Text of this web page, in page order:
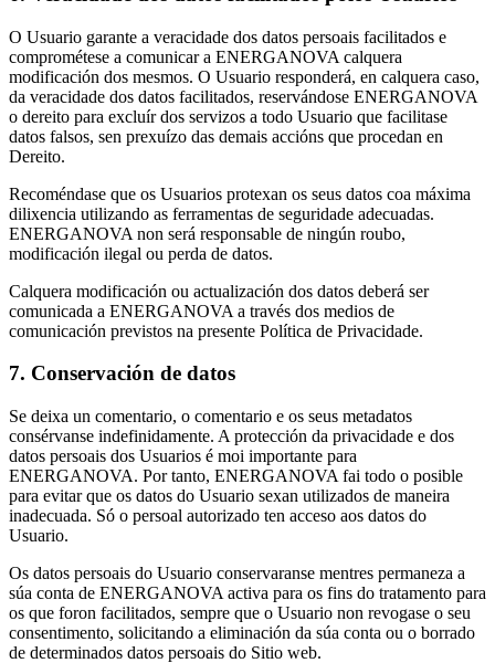
O Usuario garante a veracidade dos datos persoais facilitados e
comprométese a comunicar a ENERGANOVA calquera
modificación dos mesmos. O Usuario responderá, en calquera caso,
da veracidade dos datos facilitados, reservándose ENERGANOVA
o dereito para excluír dos servizos a todo Usuario que facilitase
datos falsos, sen prexuízo das demais accións que procedan en
Dereito.
Recoméndase que os Usuarios protexan os seus datos coa máxima
dilixencia utilizando as ferramentas de seguridade adecuadas.
ENERGANOVA non será responsable de ningún roubo,
modificación ilegal ou perda de datos.
Calquera modificación ou actualización dos datos deberá ser
comunicada a ENERGANOVA a través dos medios de
comunicación previstos na presente Política de Privacidade.
7. Conservación de datos
Se deixa un comentario, o comentario e os seus metadatos
consérvanse indefinidamente. A protección da privacidade e dos
datos persoais dos Usuarios é moi importante para
ENERGANOVA. Por tanto, ENERGANOVA fai todo o posible
para evitar que os datos do Usuario sexan utilizados de maneira
inadecuada. Só o persoal autorizado ten acceso aos datos do
Usuario.
Os datos persoais do Usuario conservaranse mentres permaneza a
súa conta de ENERGANOVA activa para os fins do tratamento para
os que foron facilitados, sempre que o Usuario non revogase o seu
consentimento, solicitando a eliminación da súa conta ou o borrado
de determinados datos persoais do Sitio web.